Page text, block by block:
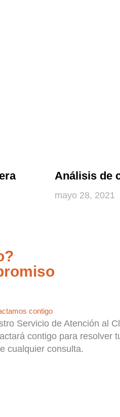
Análisis de
mayo 28, 2021
contigo
Servicio de Atención al
contigo para resolver
cualquier consulta.